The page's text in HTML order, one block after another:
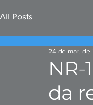
All Posts
NR-
da
24 de mar. de